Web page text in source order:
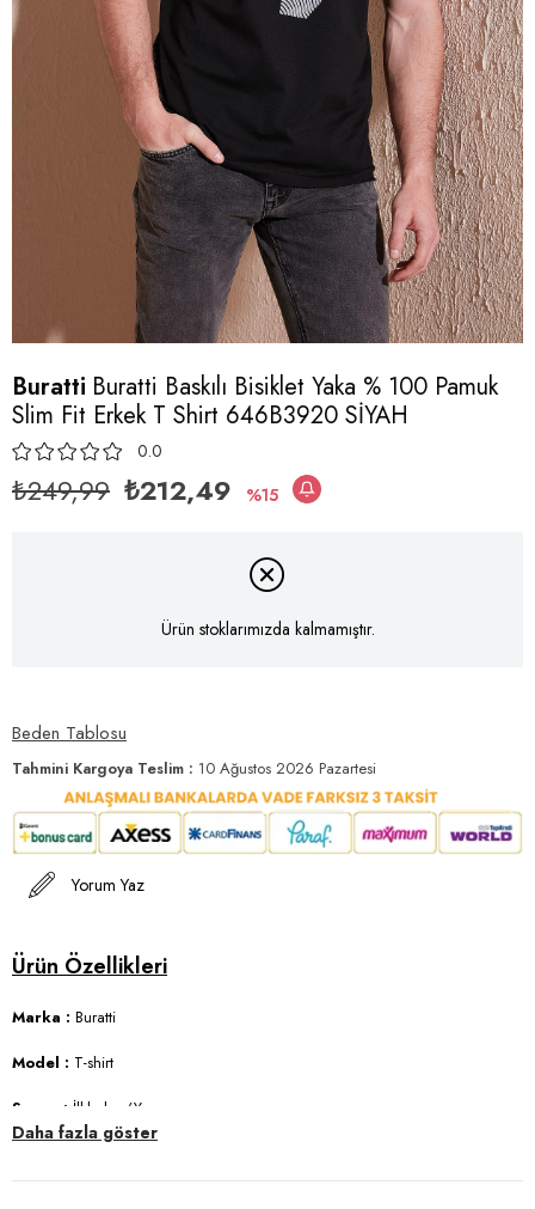
Buratti Buratti Baskılı Bisiklet Yaka % 100 Pamuk
Slim Fit Erkek T Shirt 646B3920 SİYAH
0.0
₺249,99 ₺212,49 15
Ürün stoklarımızda kalmamıştır.
Beden Tablosu
Tahmini Kargoya Teslim : 10 Ağustos 2026 Pazartesi
Yorum Yaz
Marka : Buratti
Model : T-shirt
Sezon : İlkbahar/Yaz
Daha fazla göster